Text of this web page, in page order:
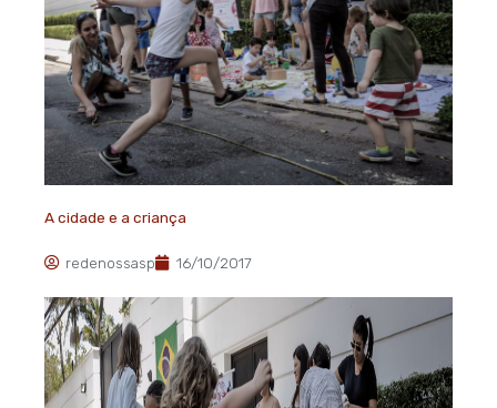
A cidade e a criança
redenossasp 16/10/2017